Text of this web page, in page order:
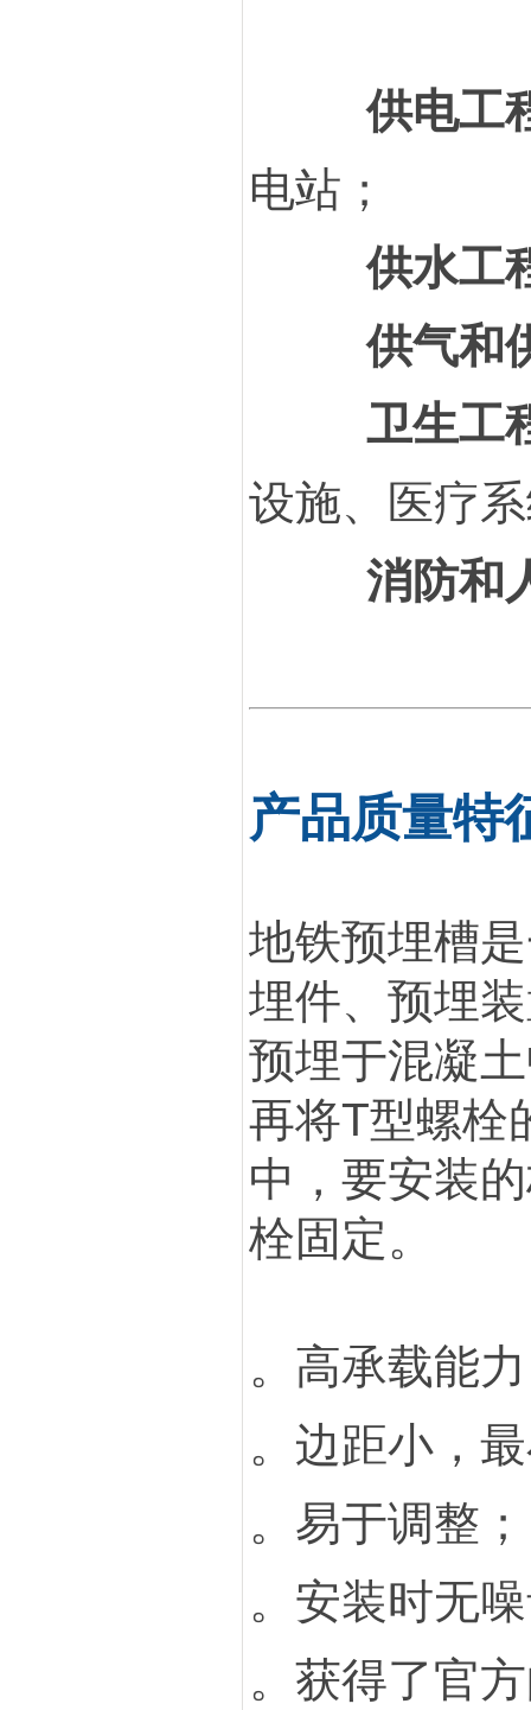
供电工
电站；
供水工
供气和
卫生工
设施、医疗
消防和
产品质量特
地铁预埋槽
埋件、预埋
预埋于混凝
再将T型螺栓
中，要安装
栓固定。
。高承载能
。边距小，
。 易于调整；
。 安装时无
。 获得了官